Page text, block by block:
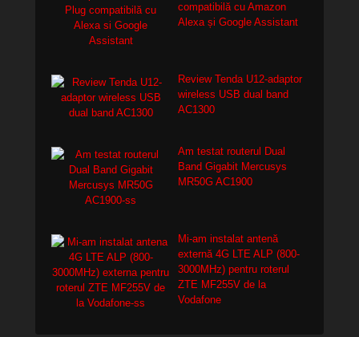
compatibilă cu Amazon
Alexa și Google Assistant
Review Tenda U12-adaptor
wireless USB dual band
AC1300
Am testat routerul Dual
Band Gigabit Mercusys
MR50G AC1900
Mi-am instalat antenă
externă 4G LTE ALP (800-
3000MHz) pentru roterul
ZTE MF255V de la
Vodafone